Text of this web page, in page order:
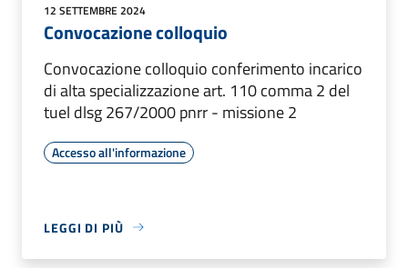
12 SETTEMBRE 2024
Convocazione colloquio
Convocazione colloquio conferimento incarico
di alta specializzazione art. 110 comma 2 del
tuel dlsg 267/2000 pnrr - missione 2
Accesso all'informazione
LEGGI DI PIÙ